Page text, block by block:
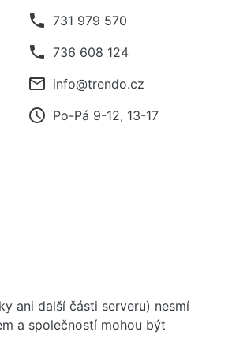
phone 731 979 570
phone 736 608 124
mail_outline info@trendo.cz
access_time Po-Pá 9-12, 13-17
ani další části serveru) nesmí
a společností mohou být